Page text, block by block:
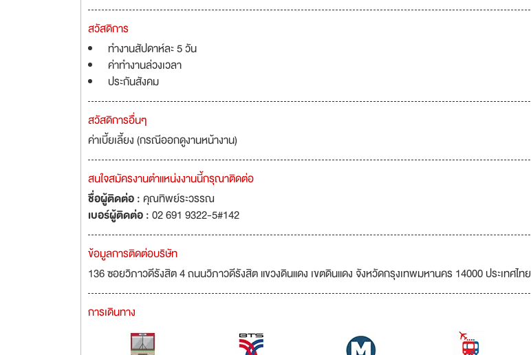
สวัสดิการ
ทำงานสัปดาห์ละ 5 วัน
ค่าทำงานล่วงเวลา
ประกันสังคม
สวัสดิการอื่นๆ
ค่าเบี้ยเลี้ยง (กรณีออกดูงานหน้างาน)
สนใจสมัครงานตำแหน่งงานนี้กรุณาติดต่อ
ชื่อผู้ติดต่อ :คุณทิพย์ระวรรณ
เบอร์ผู้ติดต่อ :02 691 9322-5#142
ข้อมูลการติดต่อบริษัท
136 ซอยวิภาวดีรังสิต 4 ถนนวิภาวดีรังสิต แขวงดินแดง เขตดินแดง จังหวัดกรุงเทพมหานคร 14000 ประเทศไทย
การเดินทาง